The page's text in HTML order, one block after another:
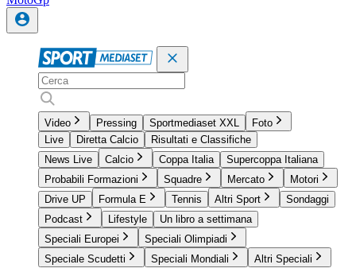
Video Pressing Sportmediaset XXL
Foto
Live
Diretta Calcio
Risultati e Classifiche
News Live
Calcio Coppa Italia
Supercoppa Italiana
Probabili Formazioni
Squadre Mercato
Motori
Drive UP
Formula E Tennis Altri Sport
Sondaggi
Podcast
Lifestyle
Un libro a settimana
Speciali Europei
Speciali Olimpiadi
Speciale Scudetti
Speciali Mondiali Altri Speciali